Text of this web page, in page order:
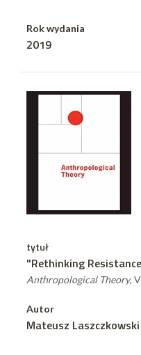
Rok wydania
2019
tytuł
"Rethinking
Anthropological Theory,
Autor
Mateusz Laszczkowski